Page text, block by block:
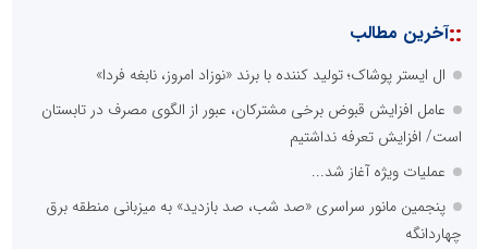
::آخرین مطالب
ال ایستر پوشاک؛ تولید کننده با برند «نوزاد امروز، نابغه فردا»
عامل افزایش قبوض برخی مشترکان، عبور از الگوی مصرف در تابستان
است/ افزایش تعرفه نداشتیم
عملیات ویژه آغاز شد...
پنجمین مانور سراسری «صد شب، صد بازدید» به میزبانی منطقه برق
چهاردانگه